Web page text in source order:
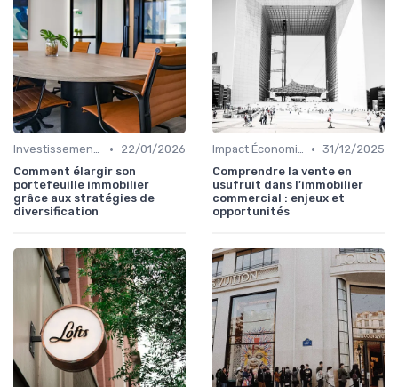
Investissements Immobiliers Stratégiques •
22/01/2026
Comment élargir son
portefeuille immobilier
grâce aux stratégies de
diversification
Impact Économique et Financier • 31/12/2025
Comprendre la vente en
usufruit dans l’immobilier
commercial : enjeux et
opportunités